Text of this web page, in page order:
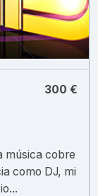
300 €
música cobre
como DJ, mi